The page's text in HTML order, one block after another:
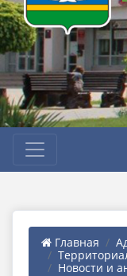
Главная
Новости и